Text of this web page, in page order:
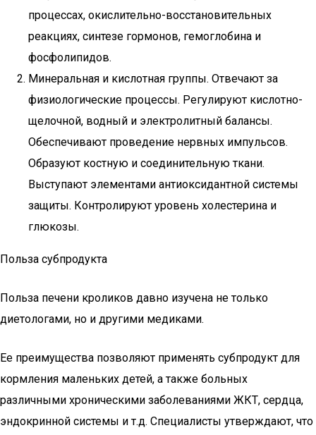
процессах, окислительно-восстановительных
реакциях, синтезе гормонов, гемоглобина и
фосфолипидов.
Минеральная и кислотная группы. Отвечают за
физиологические процессы. Регулируют кислотно-
щелочной, водный и электролитный балансы.
Обеспечивают проведение нервных импульсов.
Образуют костную и соединительную ткани.
Выступают элементами антиоксидантной системы
защиты. Контролируют уровень холестерина и
глюкозы.
Польза субпродукта
Польза печени кроликов давно изучена не только
диетологами, но и другими медиками.
Ее преимущества позволяют применять субпродукт для
кормления маленьких детей, а также больных
различными хроническими заболеваниями ЖКТ, сердца,
эндокринной системы и т.д. Специалисты утверждают, что